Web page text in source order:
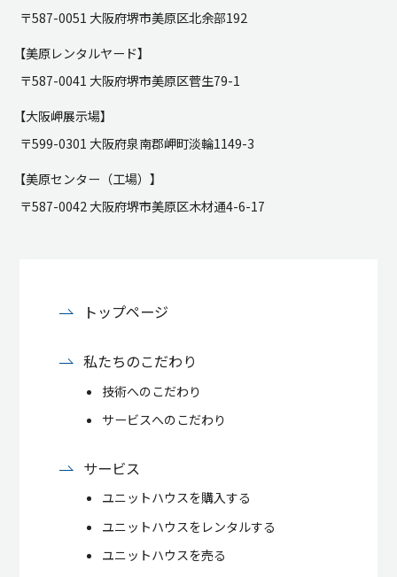
〒587-0051 大阪府堺市美原区北余部192
【美原レンタルヤード】
〒587-0041 大阪府堺市美原区菅生79-1
【大阪岬展示場】
〒599-0301 大阪府泉南郡岬町淡輪1149-3
【美原センター（工場）】
〒587-0042 大阪府堺市美原区木材通4-6-17
トップページ
私たちのこだわり
技術へのこだわり
サービスへのこだわり
サービス
ユニットハウスを購入する
ユニットハウスをレンタルする
ユニットハウスを売る